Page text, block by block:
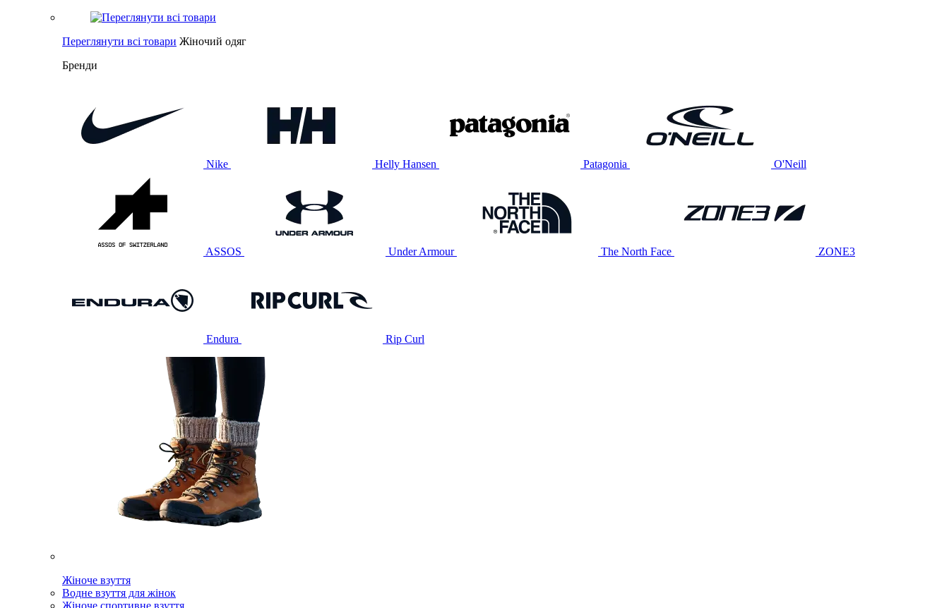
Переглянути всі товари Жіночий одяг
Бренди
Nike Helly Hansen Patagonia O'Neill
ASSOS Under Armour The North Face ZONE3
Endura Rip Curl
Жіноче взуття
Водне взуття для жінок
Жіноче спортивне взуття